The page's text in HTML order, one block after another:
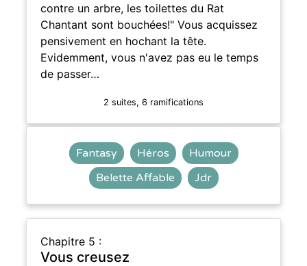
contre un arbre, les toilettes du Rat
Chantant sont bouchées!" Vous acquissez
pensivement en hochant la tête.
Evidemment, vous n'avez pas eu le temps
de passer…
2 suites, 6 ramifications
Fantasy Héros
Humour
Belette Affable
Jdr
Chapitre 5 :
Vous creusez